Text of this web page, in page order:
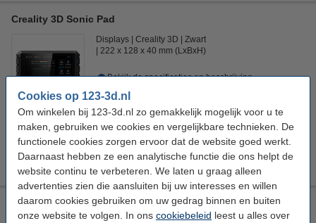
Cookies op 123-3d.nl
Om winkelen bij 123-3d.nl zo gemakkelijk mogelijk voor u te
maken, gebruiken we cookies en vergelijkbare technieken. De
functionele cookies zorgen ervoor dat de website goed werkt.
Daarnaast hebben ze een analytische functie die ons helpt de
website continu te verbeteren. We laten u graag alleen
advertenties zien die aansluiten bij uw interesses en willen
daarom cookies gebruiken om uw gedrag binnen en buiten
onze website te volgen. In ons cookiebeleid leest u alles over
Creality 3D Sonic Pad
Displays Creality 3D
Zwart
222 x 128 x 40 mm (LxBxH)
Bekijk de specificaties en beschrijving
Direct leverbaar
Morgen in huis
€ 180,00 Creality3D adviesprijs
€ 159,00 Bestellen
Creality 3D Pad mini 4,3" touchscreen